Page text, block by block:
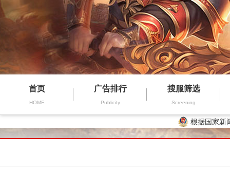
首页
HOME
广告排行
Publicity
搜服筛选
Screening
根据国家新